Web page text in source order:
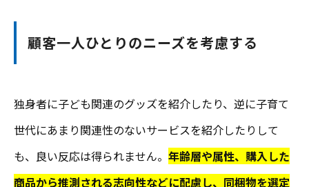
顧客一人ひとりのニーズを考慮する
独身者に子ども関連のグッズを紹介したり、逆に子育て
世代にあまり関連性のないサービスを紹介したりして
も、良い反応は得られません。 年齢層や属性、購入した
商品から推測される志向性などに配慮し、同梱物を選定